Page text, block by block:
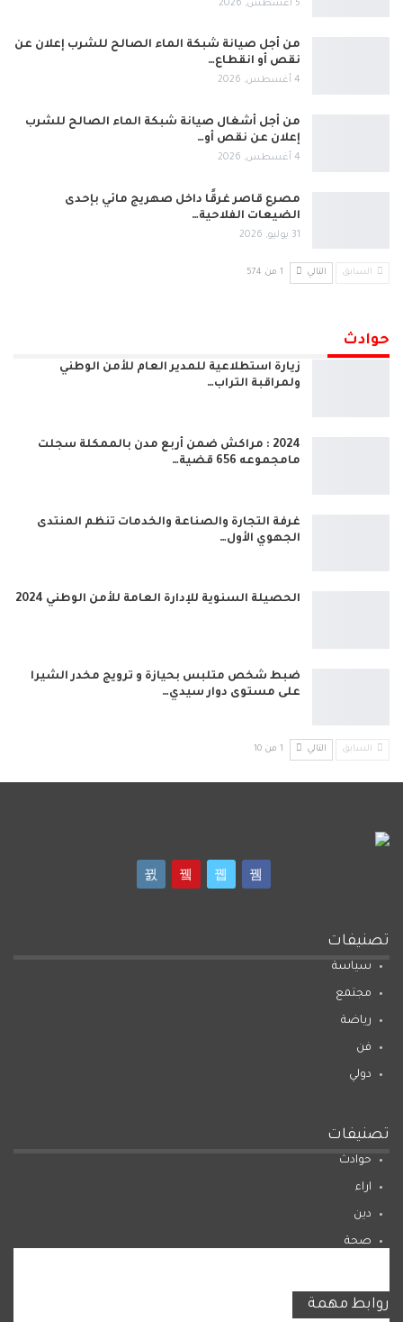
5 أغسطس, 2026
من أجل صيانة شبكة الماء الصالح للشرب إعلان عن
نقص أو انقطاع…
4 أغسطس, 2026
من أجل أشغال صيانة شبكة الماء الصالح للشرب
إعلان عن نقص أو…
4 أغسطس, 2026
مصرع قاصر غرقًا داخل صهريج مائي بإحدى
الضيعات الفلاحية…
31 يوليو, 2026
السابق التالي 1 من 574
حوادث
زيارة استطلاعية للمدير العام للأمن الوطني
ولمراقبة التراب…
2024 : مراكش ضمن أربع مدن بالممكلة سجلت
مامجموعه 656 قضية…
غرفة التجارة والصناعة والخدمات تنظم المنتدى
الجهوي الأول…
الحصيلة السنوية للإدارة العامة للأمن الوطني 2024
ضبط شخص متلبس بحيازة و ترويج مخدر الشيرا
على مستوى دوار سيدي…
السابق التالي 1 من 10
تصنيفات
سياسة
مجتمع
رياضة
فن
دولي
تصنيفات
حوادث
اراء
دين
صحة
روابط مهمة